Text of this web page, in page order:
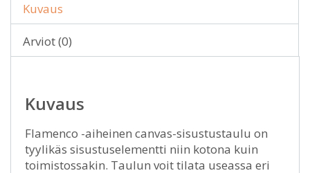
Kuvaus
Arviot (0)
Kuvaus
Flamenco -aiheinen canvas-sisustustaulu on
tyylikäs sisustuselementti niin kotona kuin
toimistossakin. Taulun voit tilata useassa eri